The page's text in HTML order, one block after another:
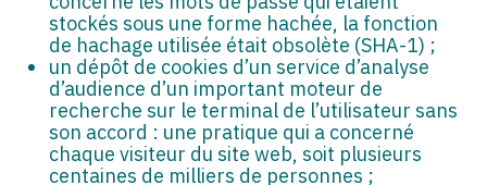
stockés sous une forme hachée, la fonction
de hachage utilisée était obsolète (SHA-1) ;
un dépôt de cookies d’un service d’analyse
d’audience d’un important moteur de
recherche sur le terminal de l’utilisateur sans
son accord : une pratique qui a concerné
chaque visiteur du site web, soit plusieurs
centaines de milliers de personnes ;